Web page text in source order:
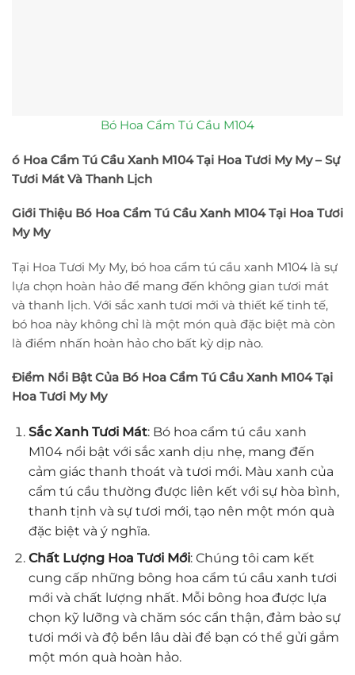
Bó Hoa Cẩm Tú Cầu M104
ó Hoa Cẩm Tú Cầu Xanh M104 Tại Hoa Tươi My My – Sự
Tươi Mát Và Thanh Lịch
Giới Thiệu Bó Hoa Cẩm Tú Cầu Xanh M104 Tại Hoa Tươi
My My
Tại Hoa Tươi My My, bó hoa cẩm tú cầu xanh M104 là sự
lựa chọn hoàn hảo để mang đến không gian tươi mát
và thanh lịch. Với sắc xanh tươi mới và thiết kế tinh tế,
bó hoa này không chỉ là một món quà đặc biệt mà còn
là điểm nhấn hoàn hảo cho bất kỳ dịp nào.
Điểm Nổi Bật Của Bó Hoa Cẩm Tú Cầu Xanh M104 Tại
Hoa Tươi My My
Sắc Xanh Tươi Mát: Bó hoa cẩm tú cầu xanh
M104 nổi bật với sắc xanh dịu nhẹ, mang đến
cảm giác thanh thoát và tươi mới. Màu xanh của
cẩm tú cầu thường được liên kết với sự hòa bình,
thanh tịnh và sự tươi mới, tạo nên một món quà
đặc biệt và ý nghĩa.
Chất Lượng Hoa Tươi Mới: Chúng tôi cam kết
cung cấp những bông hoa cẩm tú cầu xanh tươi
mới và chất lượng nhất. Mỗi bông hoa được lựa
chọn kỹ lưỡng và chăm sóc cẩn thận, đảm bảo sự
tươi mới và độ bền lâu dài để bạn có thể gửi gắm
một món quà hoàn hảo.